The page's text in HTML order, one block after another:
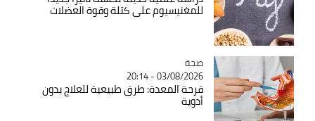
للمغنيسيوم على كتلة وقوة العضلات
Catégorie
صحة
03/08/2026 - 20:14
قرحة المعدة: طرق طبيعية للعلاج بدون
أدوية